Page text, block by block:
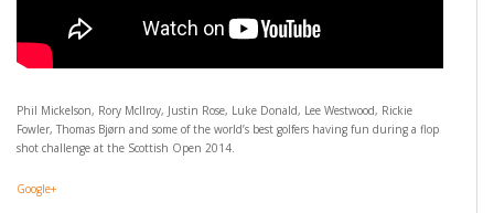
Phil Mickelson, Rory McIlroy, Justin Rose, Luke Donald, Lee Westwood, Rickie
Fowler, Thomas Bjørn and some of the world’s best golfers having fun during a flop
shot challenge at the Scottish Open 2014.
Google+